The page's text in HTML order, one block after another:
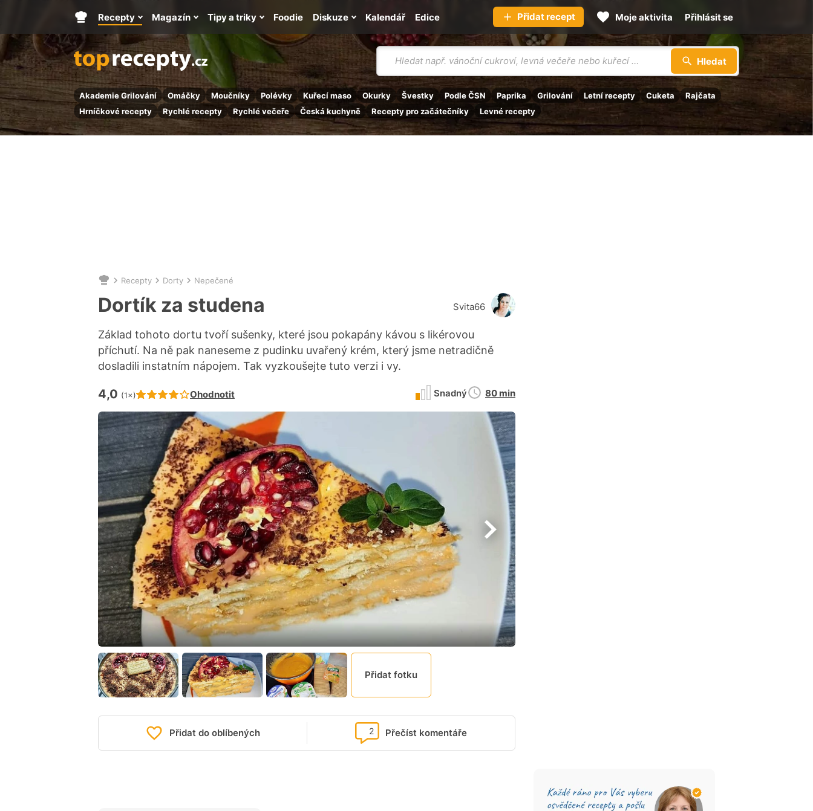
Vyhledávání
Hledat
Akademie Grilování Omáčky Moučníky Polévky Kuřecí maso Okurky Švestky Podle ČSN Paprika Grilování Letní recepty Cuketa
Rajčata
Hrníčkové recepty
Rychlé recepty Rychlé večeře Česká kuchyně Recepty pro začátečníky Levné recepty
Hlavní
stránka
Recepty Magazín Tipy a triky Kalendář
Foodie Diskuze Edice Přidat recept Moje aktivita Přihlásit se
Nacházíte
se
zde:
Recepty Dorty Nepečené
Dortík za studena
Základ tohoto dortu tvoří sušenky, které jsou pokapány kávou s likérovou
příchutí. Na ně pak naneseme z pudinku uvařený krém, který jsme netradičně
dosladili instatním nápojem. Tak vyzkoušejte tuto verzi i vy.
Hodnocení receptu je
4,0 (1×) Ohodnotit
Svita66
Snadný
Doba
80 min
Přidat fotku
Přidat do oblíbených Přečíst komentáře
2